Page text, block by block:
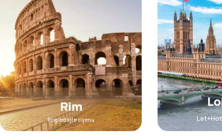
Rim
Pogledajte cijenu